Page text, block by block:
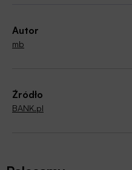
Autor
mb
Źródło
BANK.pl